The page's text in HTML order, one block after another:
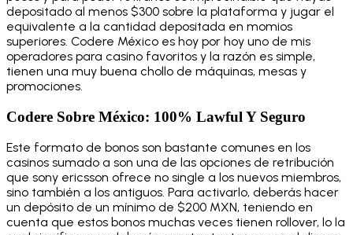
depositado al menos $300 sobre la plataforma y jugar el
equivalente a la cantidad depositada en momios
superiores. Codere México es hoy por hoy uno de mis
operadores para casino favoritos y la razón es simple,
tienen una muy buena chollo de máquinas, mesas y
promociones.
Codere Sobre México: 100% Lawful Y Seguro
Este formato de bonos son bastante comunes en los
casinos sumado a son una de las opciones de retribución
que sony ericsson ofrece no single a los nuevos miembros,
sino también a los antiguos. Para activarlo, deberás hacer
un depósito de un mínimo de $200 MXN, teniendo en
cuenta que estos bonos muchas veces tienen rollover, lo la